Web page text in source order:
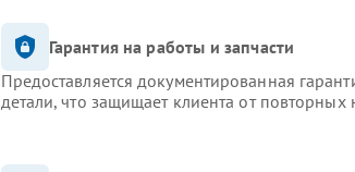
Гарантия на работы и запчасти
Предоставляется документированная
детали, что защищает клиента от повторных